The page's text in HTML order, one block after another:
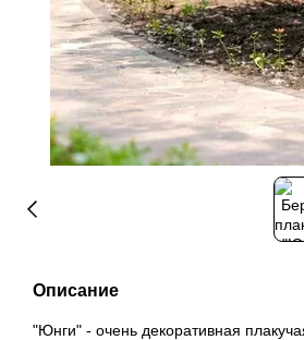
Описание
"Юнги" - очень декоративная